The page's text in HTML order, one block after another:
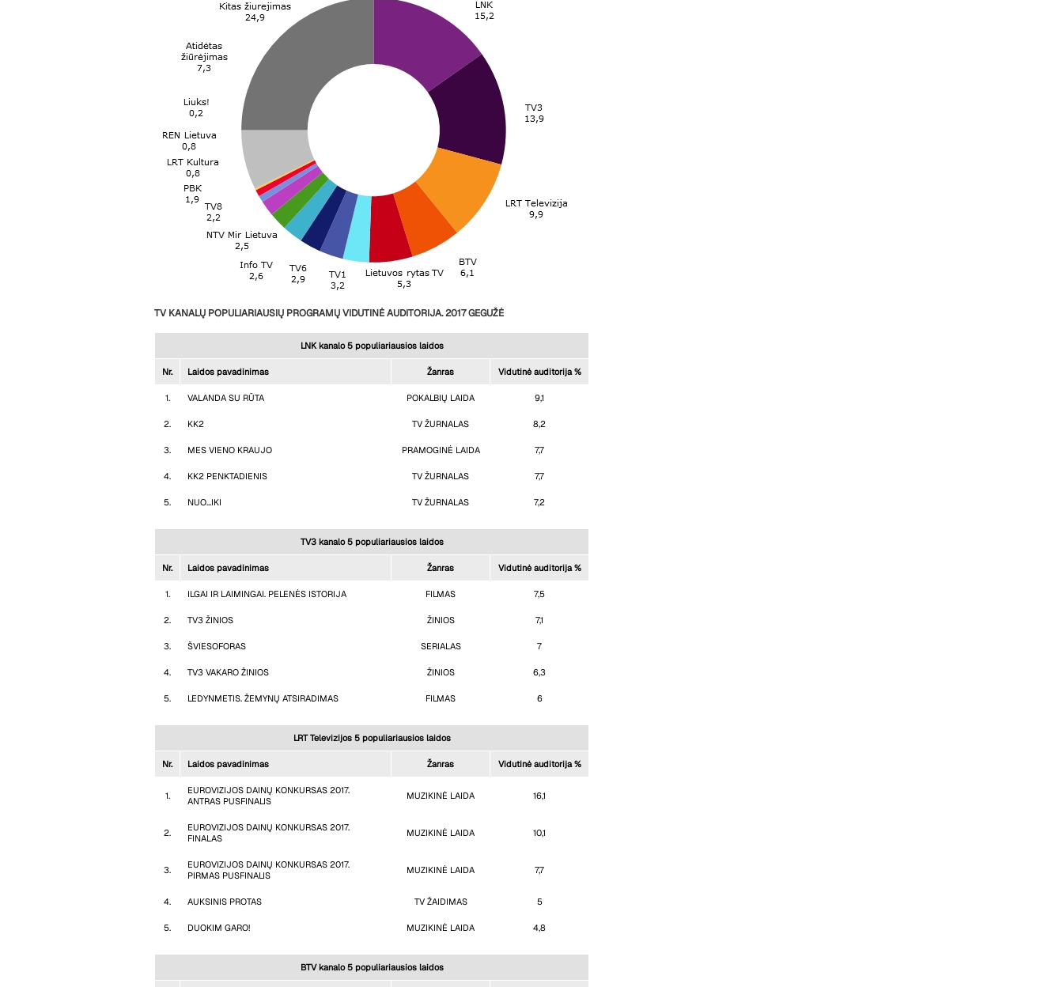
TV KANALŲ POPULIARIAUSIŲ PROGRAMŲ VIDUTINĖ AUDITORIJA. 2017 GEGUŽĖ
LNK kanalo 5 populiariausios laidos
Nr. Laidos pavadinimas Žanras Vidutinė auditorija %
1. VALANDA SU RŪTA POKALBIŲ LAIDA 9,1
2. KK2 TV ŽURNALAS 8,2
3. MES VIENO KRAUJO PRAMOGINĖ LAIDA 7,7
4. KK2 PENKTADIENIS TV ŽURNALAS 7,7
5. NUO...IKI TV ŽURNALAS 7,2
TV3 kanalo 5 populiariausios laidos
Nr. Laidos pavadinimas Žanras Vidutinė auditorija %
1. ILGAI IR LAIMINGAI. PELENĖS ISTORIJA FILMAS 7,5
2. TV3 ŽINIOS ŽINIOS 7,1
3. ŠVIESOFORAS SERIALAS 7
4. TV3 VAKARO ŽINIOS ŽINIOS 6,3
5. LEDYNMETIS. ŽEMYNŲ ATSIRADIMAS FILMAS 6
LRT Televizijos 5 populiariausios laidos
Nr. Laidos pavadinimas Žanras Vidutinė auditorija %
1.
EUROVIZIJOS DAINŲ KONKURSAS 2017.
ANTRAS PUSFINALIS
MUZIKINĖ LAIDA 16,1
2.
EUROVIZIJOS DAINŲ KONKURSAS 2017.
FINALAS
MUZIKINĖ LAIDA 10,1
3.
EUROVIZIJOS DAINŲ KONKURSAS 2017.
PIRMAS PUSFINALIS
MUZIKINĖ LAIDA 7,7
4. AUKSINIS PROTAS TV ŽAIDIMAS 5
5. DUOKIM GARO! MUZIKINĖ LAIDA 4,8
BTV kanalo 5 populiariausios laidos